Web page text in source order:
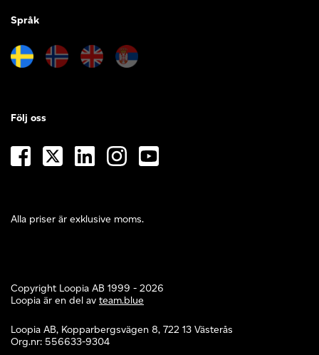
Språk
Alla priser är exklusive moms.
Följ oss
Copyright Loopia AB 1999 - 2026
Loopia är en del av team.blue
Loopia AB, Kopparbergsvägen 8, 722 13 Västerås
Org.nr: 556633-9304